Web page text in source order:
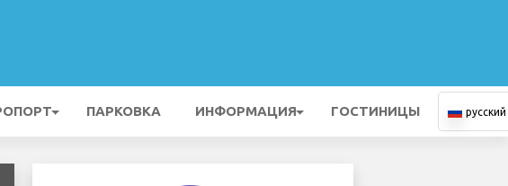
ПАРКОВКА ИНФОРМАЦИЯ ГОСТИНИЦЫ русский